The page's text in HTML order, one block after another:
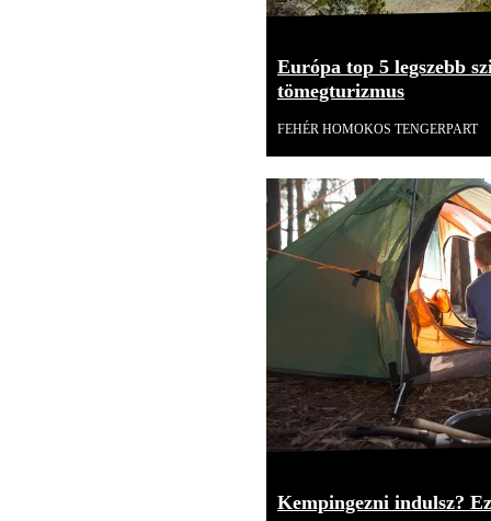
Európa top 5 legszebb
tömegturizmus
FEHÉR HOMOKOS TENGERPART
Kempingezni indulsz?